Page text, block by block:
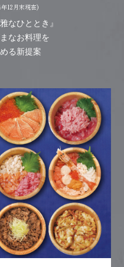
12月末現在)
なひととき』
なお料理を
る新提案